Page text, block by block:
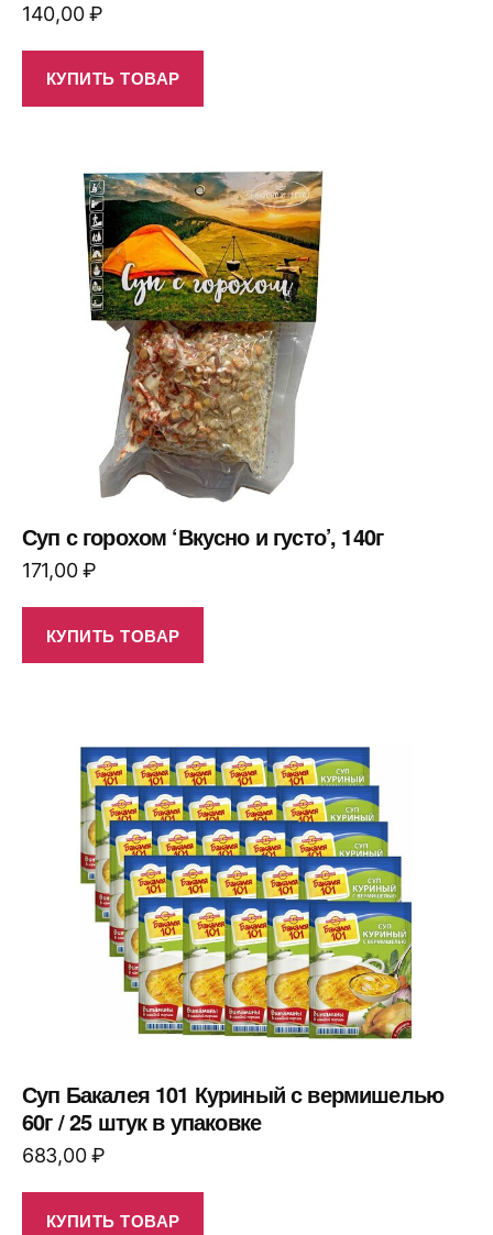
140,00₽
КУПИТЬ ТОВАР
Суп с горохом ‘Вкусно и густо’, 140г
171,00₽
КУПИТЬ ТОВАР
Суп Бакалея 101 Куриный с вермишелью
60г / 25 штук в упаковке
683,00₽
КУПИТЬ ТОВАР